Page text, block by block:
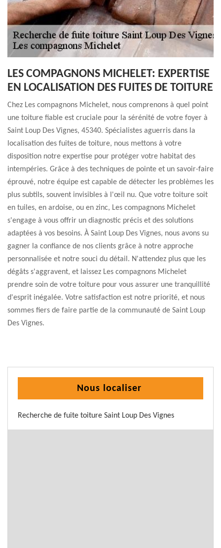
LES COMPAGNONS MICHELET: EXPERTISE
EN LOCALISATION DES FUITES DE TOITURE
Chez Les compagnons Michelet, nous comprenons à quel point
une toiture fiable est cruciale pour la sérénité de votre foyer à
Saint Loup Des Vignes, 45340. Spécialistes aguerris dans la
localisation des fuites de toiture, nous mettons à votre
disposition notre expertise pour protéger votre habitat des
intempéries. Grâce à des techniques de pointe et un savoir-faire
éprouvé, notre équipe est capable de détecter les problèmes les
plus subtils, souvent invisibles à l'œil nu. Que votre toiture soit
en tuiles, en ardoise, ou en zinc, Les compagnons Michelet
s'engage à vous offrir un diagnostic précis et des solutions
adaptées à vos besoins. À Saint Loup Des Vignes, nous avons su
gagner la confiance de nos clients grâce à notre approche
personnalisée et notre souci du détail. N'attendez plus que les
dégâts s'aggravent, et laissez Les compagnons Michelet
prendre soin de votre toiture pour vous assurer une tranquillité
d'esprit inégalée. Votre satisfaction est notre priorité, et nous
sommes fiers de faire partie de la communauté de Saint Loup
Des Vignes.
Nous localiser
Recherche de fuite toiture Saint Loup Des Vignes